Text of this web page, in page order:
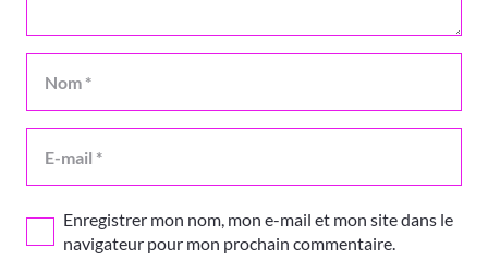
Enregistrer mon nom, mon e-mail et mon site dans le
navigateur pour mon prochain commentaire.